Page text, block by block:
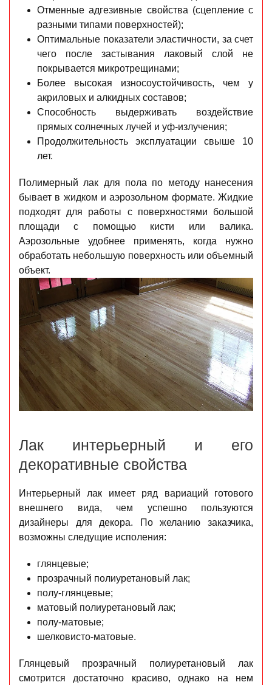
Отменные адгезивные свойства (сцепление с
разными типами поверхностей);
Оптимальные показатели эластичности, за счет
чего после застывания лаковый слой не
покрывается микротрещинами;
Более высокая износоустойчивость, чем у
акриловых и алкидных составов;
Способность выдерживать воздействие
прямых солнечных лучей и уф-излучения;
Продолжительность эксплуатации свыше 10
лет.
Полимерный лак для пола по методу нанесения
бывает в жидком и аэрозольном формате. Жидкие
подходят для работы с поверхностями большой
площади с помощью кисти или валика.
Аэрозольные удобнее применять, когда нужно
обработать небольшую поверхность или объемный
объект.
Лак интерьерный и его
декоративные свойства
Интерьерный лак имеет ряд вариаций готового
внешнего вида, чем успешно пользуются
дизайнеры для декора. По желанию заказчика,
возможны следущие исполения:
глянцевые;
прозрачный полиуретановый лак;
полу-глянцевые;
матовый полиуретановый лак;
полу-матовые;
шелковисто-матовые.
Глянцевый прозрачный полиуретановый лак
смотрится достаточно красиво, однако на нем